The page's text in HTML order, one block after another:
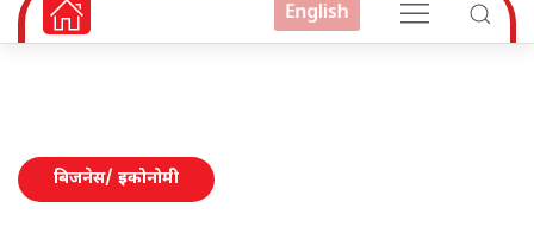
English
बिजनेस/ इकोनोमी